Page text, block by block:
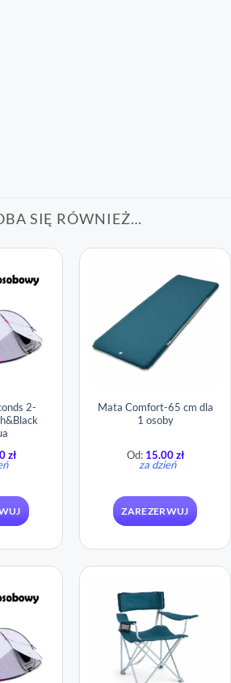
SIĘ RÓWNIEŻ…
2-
zł
Mata Comfort-65 cm dla
1 osoby
Od: 15.00zł
za dzień
ZAREZERWUJ